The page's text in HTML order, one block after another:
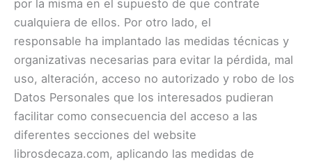
por la misma en el supuesto de que contrate
cualquiera de ellos. Por otro lado, el
responsable ha implantado las medidas técnicas y
organizativas necesarias para evitar la pérdida, mal
uso, alteración, acceso no autorizado y robo de los
Datos Personales que los interesados pudieran
facilitar como consecuencia del acceso a las
diferentes secciones del website
librosdecaza.com, aplicando las medidas de